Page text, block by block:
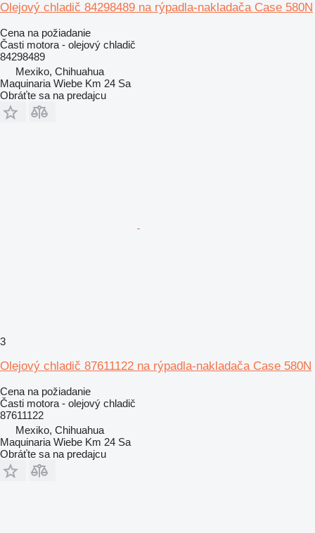
Olejový chladič 84298489 na rýpadla-nakladača Case 580N
Cena na požiadanie
Časti motora - olejový chladič
84298489
Mexiko, Chihuahua
Maquinaria Wiebe Km 24 Sa
Obráťte sa na predajcu
3
Olejový chladič 87611122 na rýpadla-nakladača Case 580N
Cena na požiadanie
Časti motora - olejový chladič
87611122
Mexiko, Chihuahua
Maquinaria Wiebe Km 24 Sa
Obráťte sa na predajcu